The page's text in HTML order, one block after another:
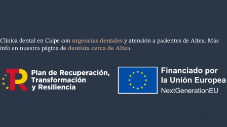
Clínica dental en Calpe con urgencias dentales y atención a pacientes de Altea. Más
info en nuestra página de dentista cerca de Altea.